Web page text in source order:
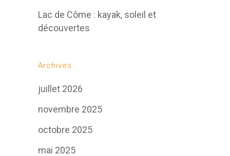
Lac de Côme : kayak, soleil et
découvertes
Archives
juillet 2026
novembre 2025
octobre 2025
mai 2025